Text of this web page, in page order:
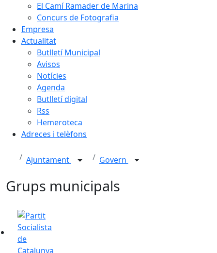
El Camí Ramader de Marina
Concurs de Fotografia
Empresa
Actualitat
Butlletí Municipal
Avisos
Notícies
Agenda
Butlletí digital
Rss
Hemeroteca
Adreces i telèfons
Ajuntament Govern
Grups municipals
Partit Socialista de Catalunya